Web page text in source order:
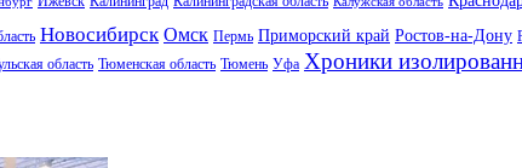
Новосибирск Омск Пермь Приморский край Ростов-на-Дону
область Тюменская область Тюмень Уфа Хроники